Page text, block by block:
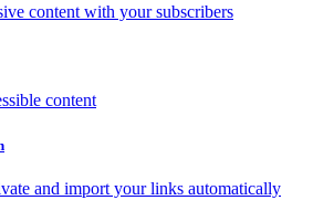
content with your subscribers
content
and import your links automatically